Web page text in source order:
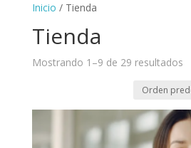
Inicio / Tienda
Tienda
Mostrando 1–9 de 29 resultados